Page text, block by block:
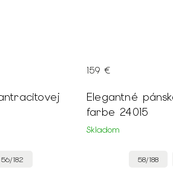
56/182
Elegantné
farbe 24015
Skladom
159 €
58/188